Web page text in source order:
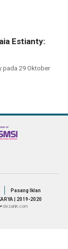
Estianty:
pada 29 Oktober
Pasang Iklan
| 2019-2020
dezainin.com